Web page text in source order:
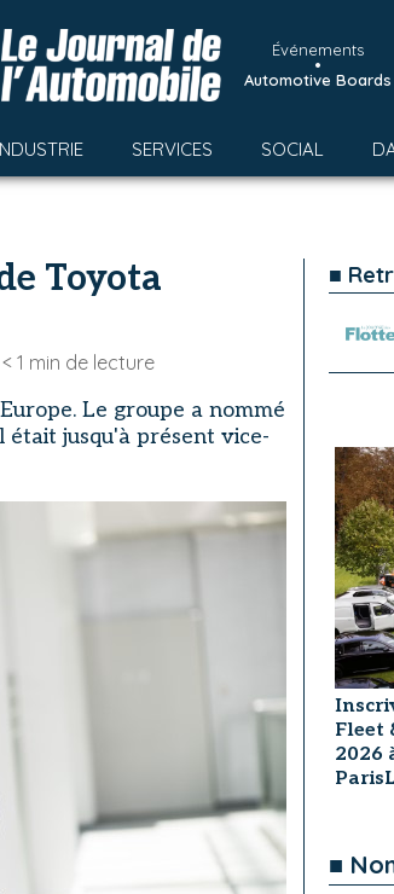
Événements
•
Automotive Boards
SERVICES SOCIAL
Toyota
< 1 min de lecture
Le groupe a nommé
jusqu'à présent vice-
■
Fleet
2026
■